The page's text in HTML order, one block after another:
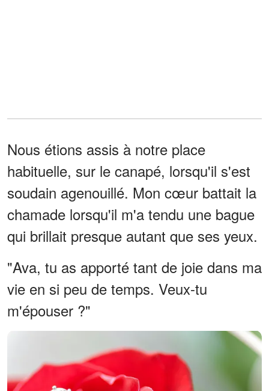
Nous étions assis à notre place
habituelle, sur le canapé, lorsqu'il s'est
soudain agenouillé. Mon cœur battait la
chamade lorsqu'il m'a tendu une bague
qui brillait presque autant que ses yeux.
"Ava, tu as apporté tant de joie dans ma
vie en si peu de temps. Veux-tu
m'épouser ?"